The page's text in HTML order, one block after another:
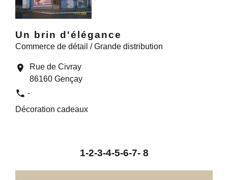
Un brin d'élégance
Commerce de détail / Grande distribution
location_on
Rue de Civray
86160 Gençay
phone -
Décoration cadeaux
1-2-3-4-5-6-7- 8